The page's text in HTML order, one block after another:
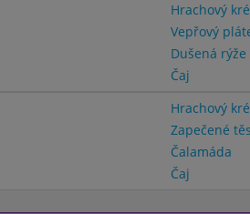
Hrachový
Vepřový
Dušená rýže
Čaj
Hrachový
Zapečené
Čalamáda
Čaj